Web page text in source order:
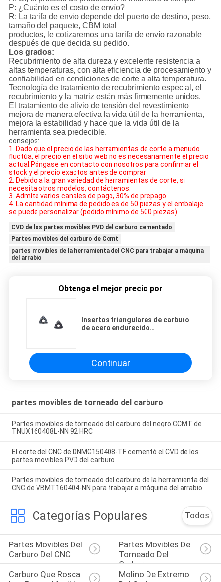
P: ¿Cuánto es el costo de envío?
R: La tarifa de envío depende del puerto de destino, peso,
tamaño del paquete, CBM total
productos, le cotizaremos una tarifa de envío razonable
después de que decida su pedido.
Los grados:
Recubrimiento de alta dureza y excelente resistencia a
altas temperaturas, con alta eficiencia de procesamiento y
confiabilidad en condiciones de corte a alta temperatura.
Tecnología de tratamiento de recubrimiento especial, el
recubrimiento y la matriz están más firmemente unidos.
El tratamiento de alivio de tensión del revestimiento
mejora de manera efectiva la vida útil de la herramienta,
mejora la estabilidad y hace que la vida útil de la
herramienta sea predecible.
consejos:
1. Dado que el precio de las herramientas de corte a menudo
fluctúa, el precio en el sitio web no es necesariamente el precio
actual.Póngase en contacto con nosotros para confirmar el
stock y el precio exactos antes de comprar
2. Debido a la gran variedad de herramientas de corte, si
necesita otros modelos, contáctenos.
3. Admite varios canales de pago, 30% de prepago
4. La cantidad mínima de pedido es de 50 piezas y el embalaje
se puede personalizar (pedido mínimo de 500 piezas)
CVD de los partes movibles PVD del carburo cementado
Partes movibles del carburo de Ccmt
partes movibles de la herramienta del CNC para trabajar a máquina
del arrabio
Obtenga el mejor precio por
Insertos triangulares de carburo
de acero endurecido
Continuar
partes movibles de torneado del carburo
Partes movibles de torneado del carburo del negro CCMT de
TNUX160408L-NN 92 HRC
El corte del CNC de DNMG150408-TF cementó el CVD de los
partes movibles PVD del carburo
Partes movibles de torneado del carburo de la herramienta del
CNC de VBMT160404-NN para trabajar a máquina del arrabio
Categorías Populares Todos
Partes Movibles Del
Carburo Del CNC
Partes Movibles De
Torneado Del
Carburo
Carburo Que Rosca
Molino De Extremo